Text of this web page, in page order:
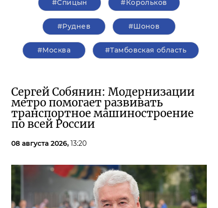
#Спицын #Корольков
#Руднев #Шонов
#Москва #Тамбовская область
Сергей Собянин: Модернизации
метро помогает развивать
транспортное машиностроение
по всей России
08 августа 2026, 13:20